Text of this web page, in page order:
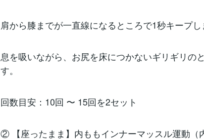
肩から膝までが一直線になるところで1秒キープし
息を吸いながら、お尻を床につかないギリギリの
す。
回数目安：10回 〜 15回を2セット
② 【座ったまま】内ももインナーマッスル運動（